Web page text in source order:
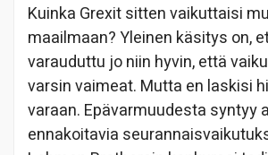
Kuinka Grexit sitten vaikuttaisi
maailmaan? Yleinen käsitys on,
varauduttu jo niin hyvin, että
varsin vaimeat. Mutta en laskisi
varaan. Epävarmuudesta syntyy
ennakoitavia